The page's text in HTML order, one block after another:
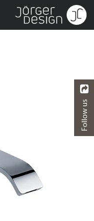
Follow us